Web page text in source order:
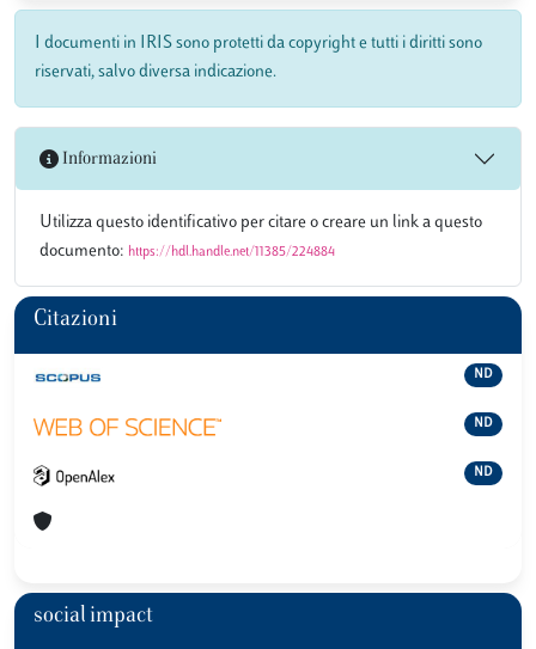
I documenti in IRIS sono protetti da copyright e tutti i diritti sono
riservati, salvo diversa indicazione.
Informazioni
Utilizza questo identificativo per citare o creare un link a questo
documento: https://hdl.handle.net/11385/224884
Citazioni
ND
ND
ND
social impact